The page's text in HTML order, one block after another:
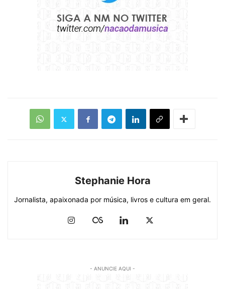
Stephanie Hora
Jornalista, apaixonada por música, livros e cultura em geral.
- ANUNCIE AQUI -